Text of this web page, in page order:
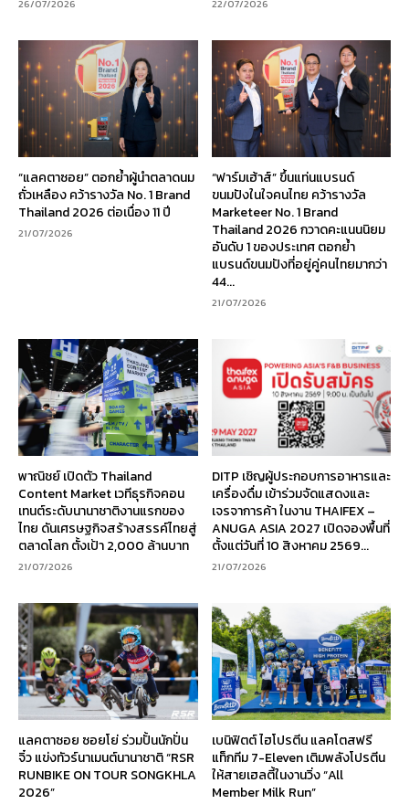
26/07/2026 22/07/2026
“แลคตาซอย” ตอกย้ำผู้นำตลาดนม
ถั่วเหลือง คว้ารางวัล No. 1 Brand
Thailand 2026 ต่อเนื่อง 11 ปี
21/07/2026
“ฟาร์มเฮ้าส์” ขึ้นแท่นแบรนด์
ขนมปังในใจคนไทย คว้ารางวัล
Marketeer No. 1 Brand
Thailand 2026 กวาดคะแนนนิยม
อันดับ 1 ของประเทศ ตอกย้ำ
แบรนด์ขนมปังที่อยู่คู่คนไทยมากว่า
44...
21/07/2026
พาณิชย์ เปิดตัว Thailand
Content Market เวทีธุรกิจคอน
เทนต์ระดับนานาชาติงานแรกของ
ไทย ดันเศรษฐกิจสร้างสรรค์ไทยสู่
ตลาดโลก ตั้งเป้า 2,000 ล้านบาท
21/07/2026
DITP เชิญผู้ประกอบการอาหารและ
เครื่องดื่ม เข้าร่วมจัดแสดงและ
เจรจาการค้า ในงาน THAIFEX –
ANUGA ASIA 2027 เปิดจองพื้นที่
ตั้งแต่วันที่ 10 สิงหาคม 2569...
21/07/2026
แลคตาซอย ซอยโย่ ร่วมปั้นนักปั่น
จิ๋ว แข่งทัวร์นาเมนต์นานาชาติ “RSR
RUNBIKE ON TOUR SONGKHLA
2026”
เบนิฟิตต์ ไฮโปรตีน แลคโตสฟรี
แท็กทีม 7-Eleven เติมพลังโปรตีน
ให้สายเฮลตี้ในงานวิ่ง “All
Member Milk Run”